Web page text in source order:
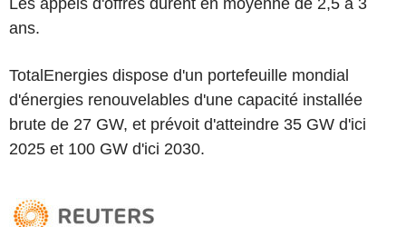
ans.
TotalEnergies dispose d'un portefeuille mondial
d'énergies renouvelables d'une capacité installée
brute de 27 GW, et prévoit d'atteindre 35 GW d'ici
2025 et 100 GW d'ici 2030.